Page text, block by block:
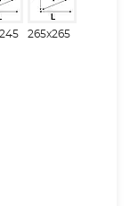
265x265